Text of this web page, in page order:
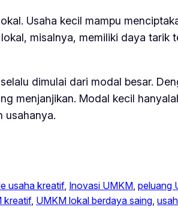
Usaha kecil mampu
misalnya, memiliki daya tarik
dimulai dari modal besar.
menjanjikan. Modal kecil
usahanya.
usaha kreatif, Inovasi UMKM peluang
kreatif, UMKM lokal berdaya saing